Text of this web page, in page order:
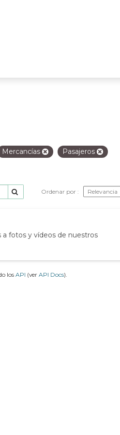
Mercancías
Pasajeros
Ordenar por
a fotos y vídeos de nuestros
los API (ver API Docs).